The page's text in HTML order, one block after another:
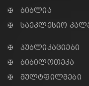
✠ ბიბლია
✠ საეკლესიო
✠ პუბლიკაციები
✠ ბიბილოთეკა
✠ მულტფილმები